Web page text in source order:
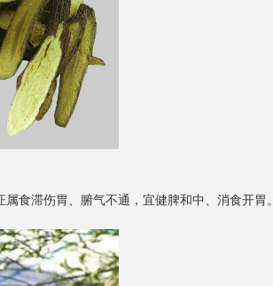
食滞伤胃、腑气不通，宜健脾和中、消食开胃。